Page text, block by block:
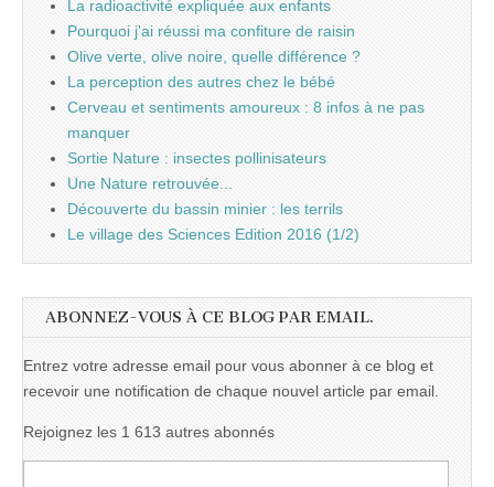
La radioactivité expliquée aux enfants
Pourquoi j'ai réussi ma confiture de raisin
Olive verte, olive noire, quelle différence ?
La perception des autres chez le bébé
Cerveau et sentiments amoureux : 8 infos à ne pas
manquer
Sortie Nature : insectes pollinisateurs
Une Nature retrouvée...
Découverte du bassin minier : les terrils
Le village des Sciences Edition 2016 (1/2)
ABONNEZ-VOUS À CE BLOG PAR EMAIL.
Entrez votre adresse email pour vous abonner à ce blog et
recevoir une notification de chaque nouvel article par email.
Rejoignez les 1 613 autres abonnés